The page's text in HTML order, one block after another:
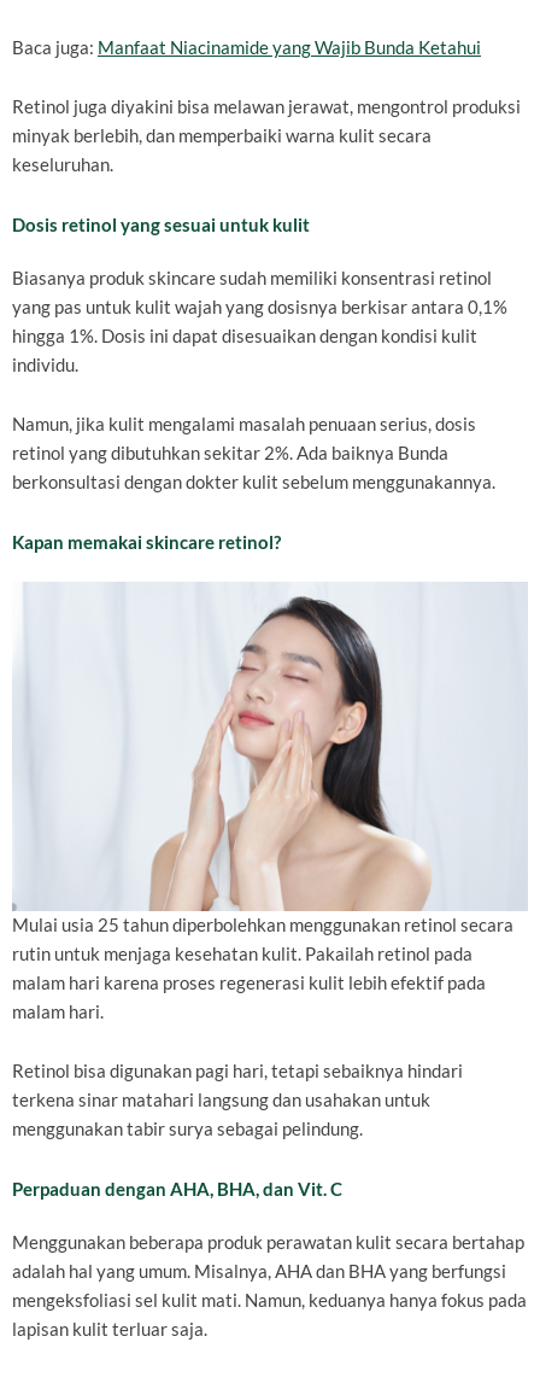
Baca juga: Manfaat Niacinamide yang Wajib Bunda Ketahui
Retinol juga diyakini bisa melawan jerawat, mengontrol produksi
minyak berlebih, dan memperbaiki warna kulit secara
keseluruhan.
Dosis retinol yang sesuai untuk kulit
Biasanya produk skincare sudah memiliki konsentrasi retinol
yang pas untuk kulit wajah yang dosisnya berkisar antara 0,1%
hingga 1%. Dosis ini dapat disesuaikan dengan kondisi kulit
individu.
Namun, jika kulit mengalami masalah penuaan serius, dosis
retinol yang dibutuhkan sekitar 2%. Ada baiknya Bunda
berkonsultasi dengan dokter kulit sebelum menggunakannya.
Kapan memakai skincare retinol?
Mulai usia 25 tahun diperbolehkan menggunakan retinol secara
rutin untuk menjaga kesehatan kulit. Pakailah retinol pada
malam hari karena proses regenerasi kulit lebih efektif pada
malam hari.
Retinol bisa digunakan pagi hari, tetapi sebaiknya hindari
terkena sinar matahari langsung dan usahakan untuk
menggunakan tabir surya sebagai pelindung.
Perpaduan dengan AHA, BHA, dan Vit. C
Menggunakan beberapa produk perawatan kulit secara bertahap
adalah hal yang umum. Misalnya, AHA dan BHA yang berfungsi
mengeksfoliasi sel kulit mati. Namun, keduanya hanya fokus pada
lapisan kulit terluar saja.